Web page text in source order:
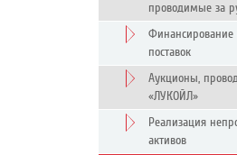
проводимые за
Финансирование
поставок
Аукционы,
«ЛУКОЙЛ»
Реализация
активов